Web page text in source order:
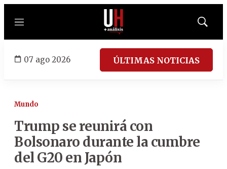
Menú
Mostrar
07 ago 2026 ÚLTIMAS NOTICIAS
Mundo
Trump se reunirá con
Bolsonaro durante la cumbre
del G20 en Japón